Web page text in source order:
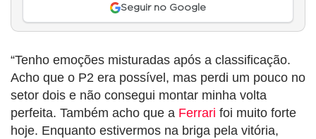
Seguir no Google
“Tenho emoções misturadas após a classificação.
Acho que o P2 era possível, mas perdi um pouco no
setor dois e não consegui montar minha volta
perfeita. Também acho que a Ferrari foi muito forte
hoje. Enquanto estivermos na briga pela vitória,